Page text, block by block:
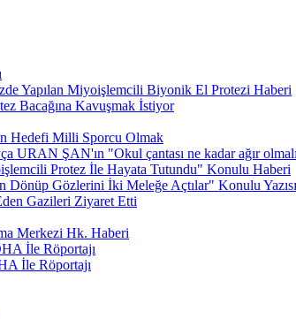
Yapılan Miyoişlemcili Biyonik El Protezi Haberi
Bacağına Kavuşmak İstiyor
Hedefi Milli Sporcu Olmak
URAN ŞAN'ın "Okul çantası ne kadar ağır
Protez İle Hayata Tutundu" Konulu Haberi
Gözlerini İki Meleğe Açtılar" Konulu Yazısı
Gazileri Ziyaret Etti
Merkezi Hk. Haberi
İle Röportajı
İle Röportajı